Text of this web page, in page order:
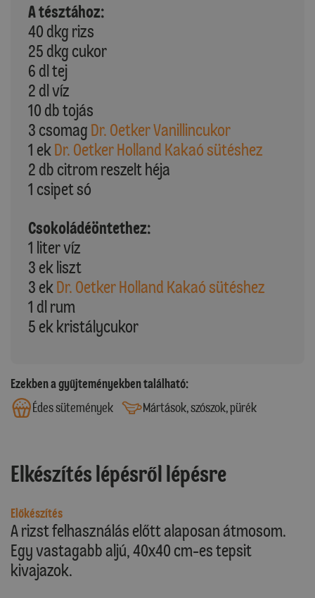
A tésztához:
40 dkg rizs
25 dkg cukor
6 dl tej
2 dl víz
10 db tojás
3 csomag Dr. Oetker Vanillincukor
1 ek Dr. Oetker Holland Kakaó sütéshez
2 db citrom reszelt héja
1 csipet só
Csokoládéöntethez:
1 liter víz
3 ek liszt
3 ek Dr. Oetker Holland Kakaó sütéshez
1 dl rum
5 ek kristálycukor
Ezekben a gyűjteményekben található:
Édes sütemények
Mártások, szószok, pürék
Elkészítés lépésről lépésre
Előkészítés
A rizst felhasználás előtt alaposan átmosom.
Egy vastagabb aljú, 40x40 cm-es tepsit
kivajazok.